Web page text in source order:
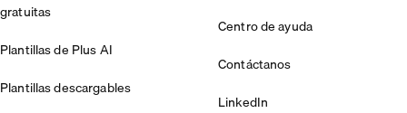
gratuitas
Plantillas de Plus AI
Plantillas descargables
Centro de ayuda
Contáctanos
LinkedIn